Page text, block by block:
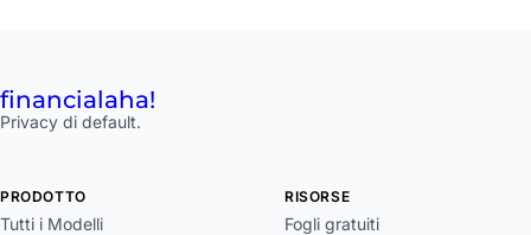
financialaha!
Privacy di default.
PRODOTTO
Tutti i Modelli
RISORSE
Fogli gratuiti